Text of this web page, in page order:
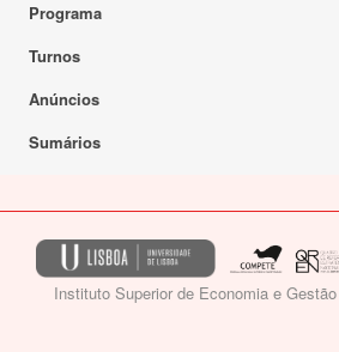
Programa
Turnos
Anúncios
Sumários
Instituto Superior de Economia e Gestão